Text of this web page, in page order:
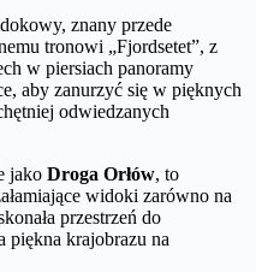
znany przede
tronowi „Fjordsetet”, z
w piersiach panoramy
aby zanurzyć się w pięknych
odwiedzanych
jako Droga Orłów, to
widoki zarówno na
przestrzeń do
piękna krajobrazu na